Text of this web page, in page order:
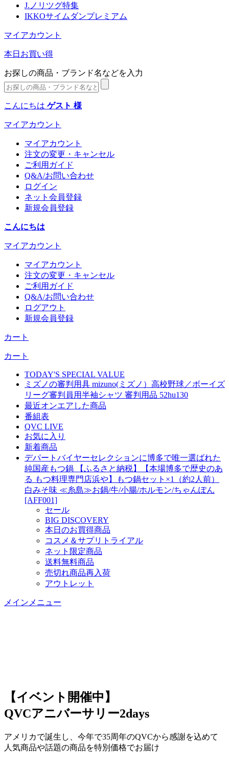
J.ノリツグ特集
IKKOサイムダンプレミアム
マイアカウント
本日お買い得
お探しの商品・ブランド名などを入力
こんにちは ゲスト 様
マイアカウント
マイアカウント
注文の変更・キャンセル
ご利用ガイド
Q&A/お問い合わせ
ログイン
ネット会員登録
新規会員登録
こんにちは
マイアカウント
マイアカウント
注文の変更・キャンセル
ご利用ガイド
Q&A/お問い合わせ
ログアウト
新規会員登録
カート
カート
TODAY'S SPECIAL VALUE
ミズノの審判用具 mizuno(ミズノ）高校野球／ボーイズ
リーグ審判員用半袖シャツ 審判用品 52hu130
最近オンエアした商品
番組表
QVC LIVE
お気に入り
新着商品
デパートバイヤーセレクションに博多で唯一選ばれた
純国産もつ鍋 【ふるさと納税】【本場博多で歴史のあ
る もつ料理専門店浜や】もつ鍋セット×1（約2人前）
白みそ味 ≪糸島≫お鍋/牛/小腸/ホルモン/ちゃんぽん
[AFF001]
セール
BIG DISCOVERY
本日のお買得商品
コスメ＆サプリトライアル
ネット限定商品
送料無料商品
売切れ商品再入荷
アウトレット
メインメニュー
【イベント開催中】
QVCアニバーサリー2days
アメリカで誕生し、今年で35周年のQVCから感謝を込めて
人気商品や話題の商品を特別価格でお届け